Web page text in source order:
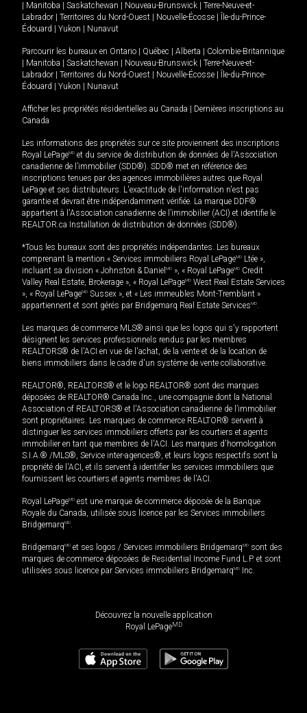
Manitoba Saskatchewan Nouveau-Brunswick
Terre-Neuve-et-
Labrador
Territoires du Nord-Ouest Nouvelle-Écosse
Île-du-Prince-
Édouard
Yukon Nunavut
Parcourir les bureaux en Ontario Québec Alberta
Colombie-Britannique
Manitoba Saskatchewan Nouveau-Brunswick
Terre-Neuve-et-
Labrador
Territoires du Nord-Ouest Nouvelle-Écosse
Île-du-Prince-
Édouard
Yukon Nunavut
Afficher les propriétés résidentielles au Canada
Dernières inscriptions au
Canada
Les informations des propriétés sur ce site proviennent des inscriptions
Royal LePageMD et du service de distribution de données de l'Association
canadienne de l’immobilier (SDD®). SDD® met en référence des
inscriptions tenues par des agences immobilières autres que Royal
LePage et ses distributeurs. L'exactitude de l'information n'est pas
garantie et devrait être indépendamment vérifiée. La marque DDF®
appartient à l'Association canadienne de l’immobilier (ACI) et identifie le
REALTOR.ca Installation de distribution de données (SDD®).
*Tous les bureaux sont des propriétés indépendantes. Les bureaux
comprenant la mention « Services immobiliers Royal LePageMD Ltée »,
incluant sa division « Johnston & Daniel MD », « Royal LePageMD Credit
Valley Real Estate, Brokerage », « Royal LePageMD West Real Estate Services
», « Royal LePageMD Sussex », et « Les immeubles Mont-Tremblant »
appartiennent et sont gérés par Bridgemarq Real Estate ServicesMD.
Les marques de commerce MLS® ainsi que les logos qui s'y rapportent
désignent les services professionnels rendus par les membres
REALTORS® de l'ACI en vue de l'achat, de la vente et de la location de
biens immobiliers dans le cadre d'un système de vente collaborative.
REALTOR®, REALTORS® et le logo REALTOR® sont des marques
déposées de REALTOR® Canada Inc., une compagnie dont la National
Association of REALTORS® et l'Association canadienne de l’immobilier
sont propriétaires. Les marques de commerce REALTOR® servent à
distinguer les services immobiliers offerts par les courtiers et agents
immobilier en tant que membres de l'ACI. Les marques d'homologation
S.I.A.® /MLS®, Service inter-agences®, et leurs logos respectifs sont la
propriété de l'ACI, et ils servent à identifier les services immobiliers que
fournissent les courtiers et agents membres de l'ACI.
Royal LePageMD est une marque de commerce déposée de la Banque
Royale du Canada, utilisée sous licence par les Services immobiliers
BridgemarqMD.
BridgemarqMD et ses logos / Services immobiliers BridgemarqMD sont des
marques de commerce déposées de Residential Income Fund L.P. et sont
utilisées sous licence par Services immobiliers BridgemarqMD Inc.
Découvrez la nouvelle application
Royal LePageMD